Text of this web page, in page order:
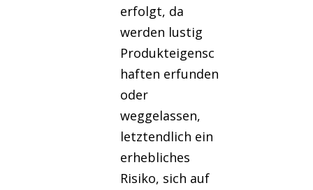
erfolgt, da
werden lustig
Produkteigensc
haften erfunden
oder
weggelassen,
letztendlich ein
erhebliches
Risiko, sich auf